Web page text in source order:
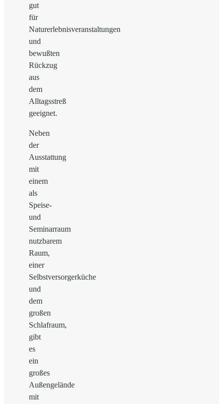
gut
für
Naturerlebnisveranstaltungen
und
bewußten
Rückzug
aus
dem
Alltagsstreß
geeignet.
Neben
der
Ausstattung
mit
einem
als
Speise-
und
Seminarraum
nutzbarem
Raum,
einer
Selbstversorgerküche
und
dem
großen
Schlafraum,
gibt
es
ein
großes
Außengelände
mit